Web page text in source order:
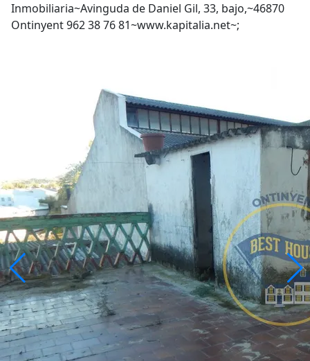
Inmobiliaria~Avinguda de Daniel Gil, 33, bajo,~46870
Ontinyent 962 38 76 81~www.kapitalia.net~;